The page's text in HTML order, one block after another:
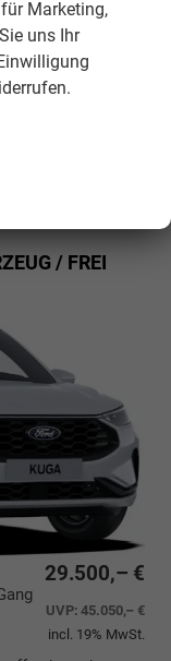
Frozen
/ FREI
29.500,– €
UVP:45.050,– €
incl. 19% MwSt.
Marketing,
uns Ihr